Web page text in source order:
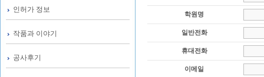
인허가 정보
작품과 이야기
공사후기
학원명
일반전화
휴대전화
이메일